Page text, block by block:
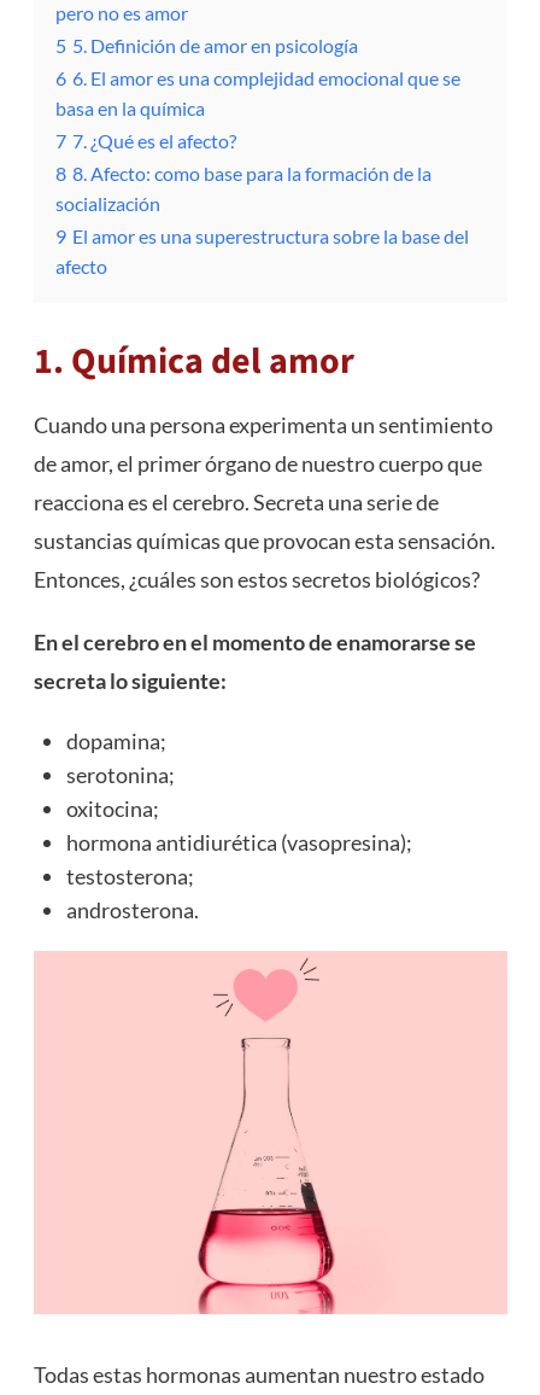
pero no es amor
5 5. Definición de amor en psicología
6 6. El amor es una complejidad emocional que se
basa en la química
7 7. ¿Qué es el afecto?
8 8. Afecto: como base para la formación de la
socialización
9 El amor es una superestructura sobre la base del
afecto
1. Química del amor
Cuando una persona experimenta un sentimiento
de amor, el primer órgano de nuestro cuerpo que
reacciona es el cerebro. Secreta una serie de
sustancias químicas que provocan esta sensación.
Entonces, ¿cuáles son estos secretos biológicos?
En el cerebro en el momento de enamorarse se
secreta lo siguiente:
dopamina;
serotonina;
oxitocina;
hormona antidiurética (vasopresina);
testosterona;
androsterona.
Todas estas hormonas aumentan nuestro estado